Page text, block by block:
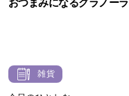
雑貨